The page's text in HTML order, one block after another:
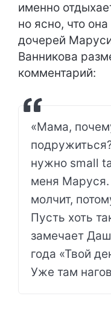
именно
но ясно, что
дочерей
Ванникова
комментарий:
«Мама,
нужно small
меня
молчит,
Пусть хоть
замечает
года «Твой
Уже там